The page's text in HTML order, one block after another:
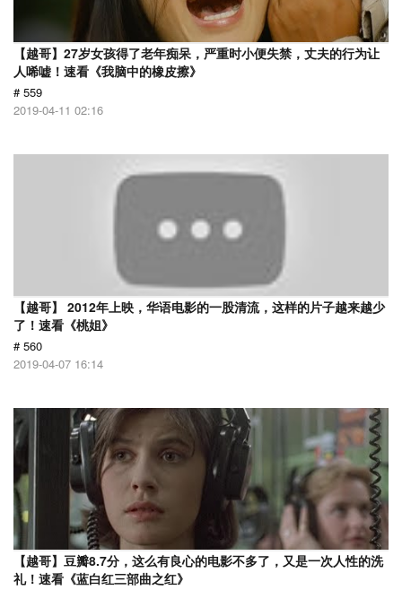
【越哥】27岁女孩得了老年痴呆，严重时小便失禁，丈夫的行为让
人唏嘘！速看《我脑中的橡皮擦》
# 559
2019-04-11 02:16
【越哥】 2012年上映，华语电影的一股清流，这样的片子越来越少
了！速看《桃姐》
# 560
2019-04-07 16:14
【越哥】豆瓣8.7分，这么有良心的电影不多了，又是一次人性的洗
礼！速看《蓝白红三部曲之红》